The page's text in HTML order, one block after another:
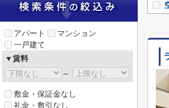
アパート
マンション
一戸建て
▼賃料
～
敷金・保証金なし
礼金・敷引なし